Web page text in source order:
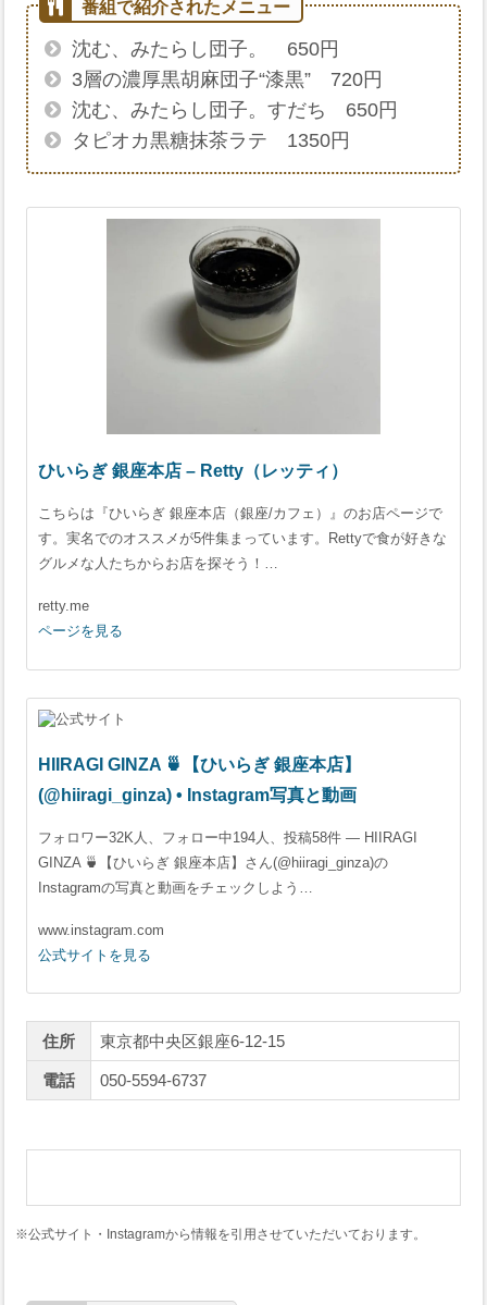
沈む、みたらし団子。 650円
3層の濃厚黒胡麻団子“漆黒” 720円
沈む、みたらし団子。すだち 650円
タピオカ黒糖抹茶ラテ 1350円
ひいらぎ 銀座本店 – Retty（レッティ）
こちらは『ひいらぎ 銀座本店（銀座/カフェ）』のお店ページで
す。実名でのオススメが5件集まっています。Rettyで食が好きな
グルメな人たちからお店を探そう！…
retty.me
ページを見る
HIIRAGI GINZA 🍵【ひいらぎ 銀座本店】
(@hiiragi_ginza) • Instagram写真と動画
フォロワー32K人、フォロー中194人、投稿58件 ― HIIRAGI
GINZA 🍵【ひいらぎ 銀座本店】さん(@hiiragi_ginza)の
Instagramの写真と動画をチェックしよう…
www.instagram.com
公式サイトを見る
住所 東京都中央区銀座6-12-15
電話 050-5594-6737
※公式サイト・Instagramから情報を引用させていただいております。